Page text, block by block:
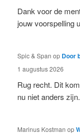
Dank voor de
jouw voorspelling
Spic & Span op Door
1 augustus 2026
Rug recht. Dit
nu niet anders
Marinus Kostman op